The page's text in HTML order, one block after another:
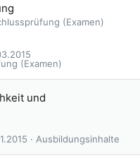
(Examen)
(Examen)
und
Ausbildungsinhalte